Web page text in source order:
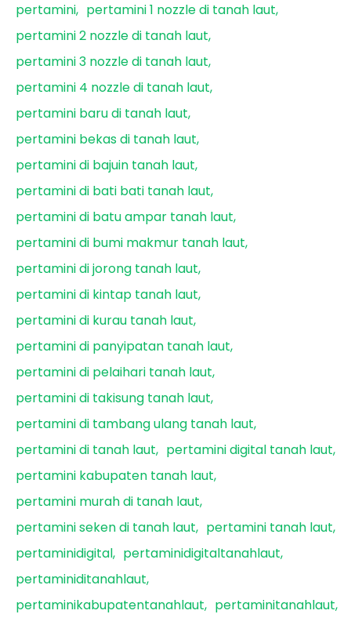
pertamini
pertamini 1 nozzle di tanah laut
pertamini 2 nozzle di tanah laut
pertamini 3 nozzle di tanah laut
pertamini 4 nozzle di tanah laut
pertamini baru di tanah laut
pertamini bekas di tanah laut
pertamini di bajuin tanah laut
pertamini di bati bati tanah laut
pertamini di batu ampar tanah laut
pertamini di bumi makmur tanah laut
pertamini di jorong tanah laut
pertamini di kintap tanah laut
pertamini di kurau tanah laut
pertamini di panyipatan tanah laut
pertamini di pelaihari tanah laut
pertamini di takisung tanah laut
pertamini di tambang ulang tanah laut
pertamini di tanah laut
pertamini digital tanah laut
pertamini kabupaten tanah laut
pertamini murah di tanah laut
pertamini seken di tanah laut
pertamini tanah laut
pertaminidigital
pertaminidigitaltanahlaut
pertaminiditanahlaut
pertaminikabupatentanahlaut
pertaminitanahlaut